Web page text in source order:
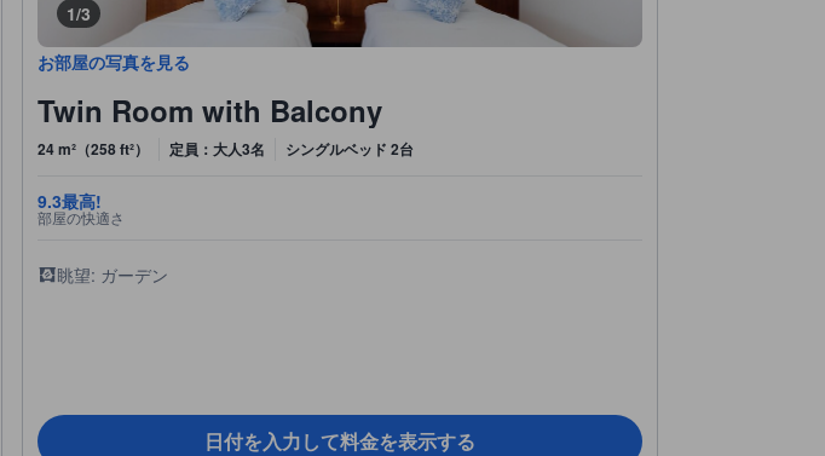
1/3
お部屋の写真を見る
Twin Room with Balcony
24 m²（258 ft²） 定員：大人3名 シングルベッド 2台
9.3最高!
部屋の快適さ
眺望: ガーデン
日付を入力して料金を表示する